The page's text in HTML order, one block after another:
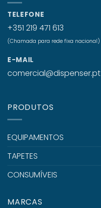
TELEFONE
+351 219 471 613
(Chamada para rede fixa nacional)
E-MAIL
comercial@dispenser.pt
PRODUTOS
EQUIPAMENTOS
TAPETES
CONSUMÍVEIS
MARCAS